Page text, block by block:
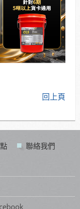
回上頁
聯絡我們